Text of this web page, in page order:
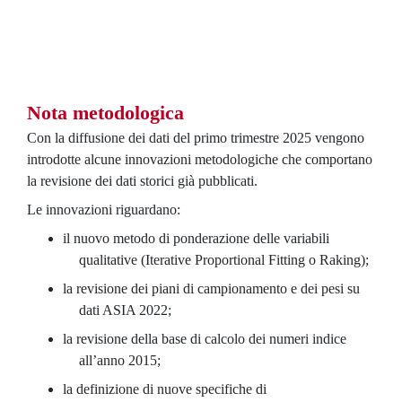
Nota metodologica
Con la diffusione dei dati del primo trimestre 2025 vengono
introdotte alcune innovazioni metodologiche che comportano
la revisione dei dati storici già pubblicati.
Le innovazioni riguardano:
il nuovo metodo di ponderazione delle variabili
qualitative (Iterative Proportional Fitting o Raking);
la revisione dei piani di campionamento e dei pesi su
dati ASIA 2022;
la revisione della base di calcolo dei numeri indice
all’anno 2015;
la definizione di nuove specifiche di